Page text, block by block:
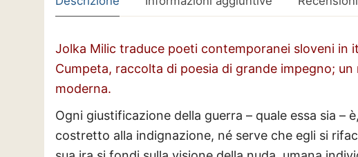
Jolka Milic traduce poeti contemporanei sloveni in
Cumpeta, raccolta di poesia di grande impegno;
moderna.
Ogni giustificazione della guerra – quale essa sia
costretto alla indignazione, né serve che egli si